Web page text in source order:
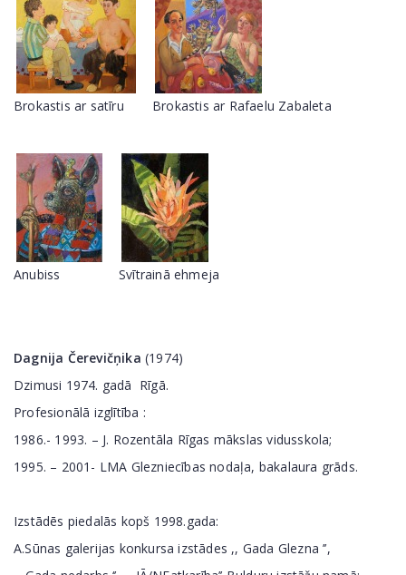
Brokastis ar satīru Brokastis ar Rafaelu Zabaleta
Anubiss Svītrainā ehmeja
Dagnija Čerevičņika (1974)
Dzimusi 1974. gadā Rīgā.
Profesionālā izglītība :
1986.- 1993. – J. Rozentāla Rīgas mākslas vidusskola;
1995. – 2001- LMA Glezniecības nodaļa, bakalaura grāds.
Izstādēs piedalās kopš 1998.gada:
A.Sūnas galerijas konkursa izstādes ,, Gada Glezna ’’,